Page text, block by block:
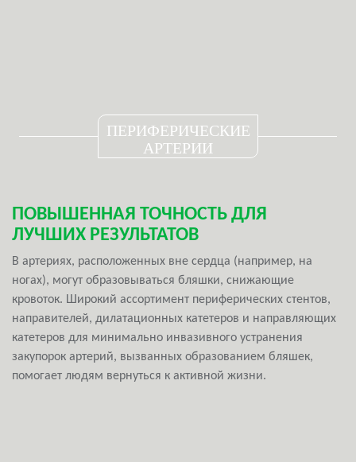
ПЕРИФЕРИЧЕСКИЕ
АРТЕРИИ
ПОВЫШЕННАЯ ТОЧНОСТЬ ДЛЯ
ЛУЧШИХ РЕЗУЛЬТАТОВ
В артериях, расположенных вне сердца (например, на
ногах), могут образовываться бляшки, снижающие
кровоток. Широкий ассортимент периферических стентов,
направителей, дилатационных катетеров и направляющих
катетеров для минимально инвазивного устранения
закупорок артерий, вызванных образованием бляшек,
помогает людям вернуться к активной жизни.